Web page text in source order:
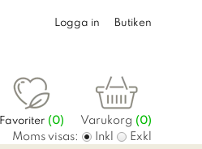
Logga in Butiken
Favoriter (0) Varukorg (0)
Moms visas: Inkl Exkl